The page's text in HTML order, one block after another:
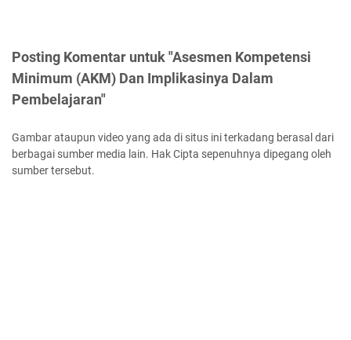
Posting Komentar untuk "Asesmen Kompetensi
Minimum (AKM) Dan Implikasinya Dalam
Pembelajaran"
Gambar ataupun video yang ada di situs ini terkadang berasal dari
berbagai sumber media lain. Hak Cipta sepenuhnya dipegang oleh
sumber tersebut.